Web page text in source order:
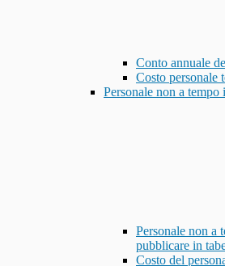
Conto annuale
Costo personale
Personale non a tempo
Personale non a
pubblicare in
Costo del